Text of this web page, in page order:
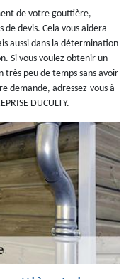
de votre gouttière,
de devis. Cela vous aidera
aussi dans la détermination
Si vous voulez obtenir un
peu de temps sans avoir
demande, adressez-vous à
DUCULTY.